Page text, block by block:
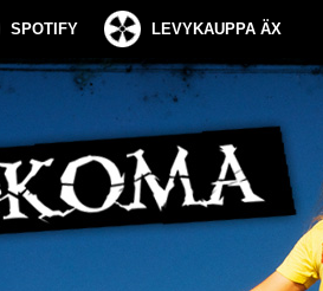
SPOTIFY LEVYKAUPPA ÄX